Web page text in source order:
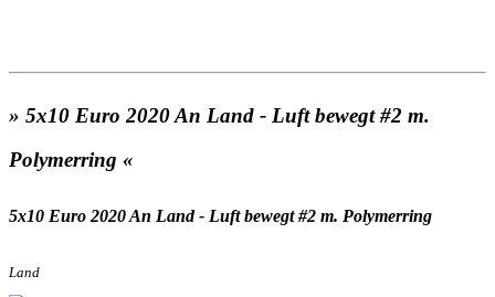
» 5x10 Euro 2020 An Land - Luft bewegt #2 m.
Polymerring «
5x10 Euro 2020 An Land - Luft bewegt #2 m. Polymerring
Land